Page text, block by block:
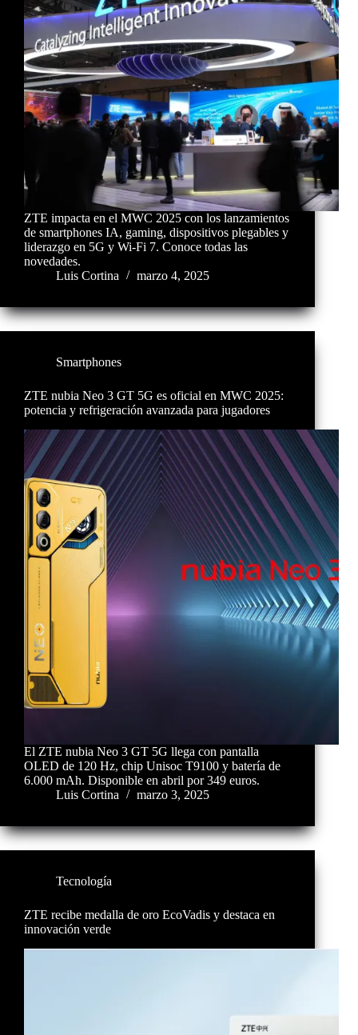
ZTE impacta en el MWC 2025 con los lanzamientos
de smartphones IA, gaming, dispositivos plegables y
liderazgo en 5G y Wi-Fi 7. Conoce todas las
novedades.
Luis Cortina
marzo 4, 2025
Smartphones
ZTE nubia Neo 3 GT 5G es oficial en MWC 2025:
potencia y refrigeración avanzada para jugadores
El ZTE nubia Neo 3 GT 5G llega con pantalla
OLED de 120 Hz, chip Unisoc T9100 y batería de
6.000 mAh. Disponible en abril por 349 euros.
Luis Cortina
marzo 3, 2025
Tecnología
ZTE recibe medalla de oro EcoVadis y destaca en
innovación verde